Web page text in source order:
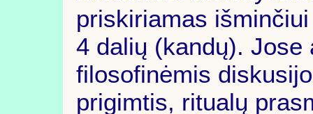
priskiriamas
4 dalių (kandų).
filosofinėmis
prigimtis, ritualų